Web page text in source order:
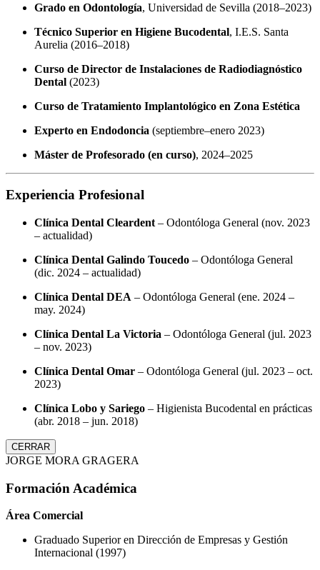
Grado en Odontología, Universidad de Sevilla (2018–2023)
Técnico Superior en Higiene Bucodental, I.E.S. Santa
Aurelia (2016–2018)
Curso de Director de Instalaciones de Radiodiagnóstico
Dental (2023)
Curso de Tratamiento Implantológico en Zona Estética
Experto en Endodoncia (septiembre–enero 2023)
Máster de Profesorado (en curso), 2024–2025
Experiencia Profesional
Clínica Dental Cleardent – Odontóloga General (nov. 2023
– actualidad)
Clínica Dental Galindo Toucedo – Odontóloga General
(dic. 2024 – actualidad)
Clínica Dental DEA – Odontóloga General (ene. 2024 –
may. 2024)
Clínica Dental La Victoria – Odontóloga General (jul. 2023
– nov. 2023)
Clínica Dental Omar – Odontóloga General (jul. 2023 – oct.
2023)
Clínica Lobo y Sariego – Higienista Bucodental en prácticas
(abr. 2018 – jun. 2018)
CERRAR
JORGE MORA GRAGERA
Formación Académica
Área Comercial
Graduado Superior en Dirección de Empresas y Gestión
Internacional (1997)